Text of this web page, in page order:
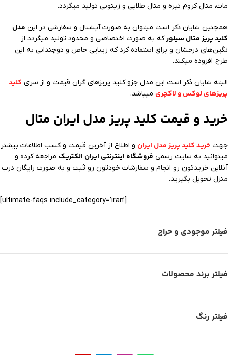
فیلتر موجودی و حراج
فیلتر برند محصولات
فیلتر رنگ
مات، متال کروم تیره و متال طلایی و زیتونی تولید میگردد.
همچنین شایان ذکر است میتوان به صورت آپشنال و سفارشی در این مدل
کلید پریز متال سیلورکه به صورت اختصاصی و محدود تولید میگردد از
نگین‌های درخشان و براق استفاده کرد که زیبایی خاص و دوچندانی به این
طرح افزوده میکند.
البته شایان ذکر است این مدل جزو کلید پریز‌های گران قیمت و از سری کلید
پریز‌های لوکس و لاکچری میباشد.
خرید و قیمت کلید پریز مدل ایران متال
جهت خرید کلید پریز مدل ایران و اطلاع از آخرین قیمت و کسب اطلاعات بیشتر
میتوانید به سایت رسمی فروشگاه اینترنتی ایران الکتریک مراجعه کرده و
آنلاین خریدتون رو انجام و سفارشات خودتون رو ثبت و به صورت رايگان درب
منزل تحویل بگیرید.
[ultimate-faqs include_category=’iran’]